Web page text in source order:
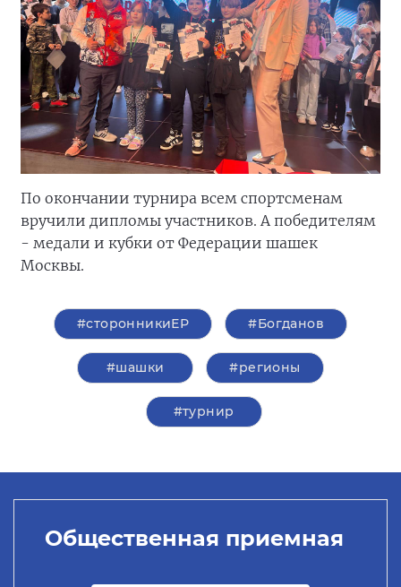
По окончании турнира всем спортсменам
вручили дипломы участников. А победителям
- медали и кубки от Федерации шашек
Москвы.
#сторонникиЕР #Богданов
#шашки #регионы
#турнир
Общественная приемная